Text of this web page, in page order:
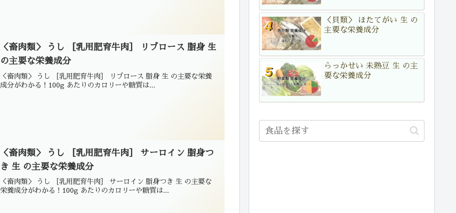
＜畜肉類＞ うし ［乳用肥育牛肉］ リブロース 脂身 生
の主要な栄養成分
＜畜肉類＞ うし ［乳用肥育牛肉］ リブロース 脂身 生 の主要な栄養
成分がわかる！100g あたりのカロリーや糖質は...
＜畜肉類＞ うし ［乳用肥育牛肉］ サーロイン 脂身つ
き 生 の主要な栄養成分
＜畜肉類＞ うし ［乳用肥育牛肉］ サーロイン 脂身つき 生 の主要な
栄養成分がわかる！100g あたりのカロリーや糖質は...
＜貝類＞ ほたてがい 生 の
主要な栄養成分
らっかせい 未熟豆 生 の主
要な栄養成分